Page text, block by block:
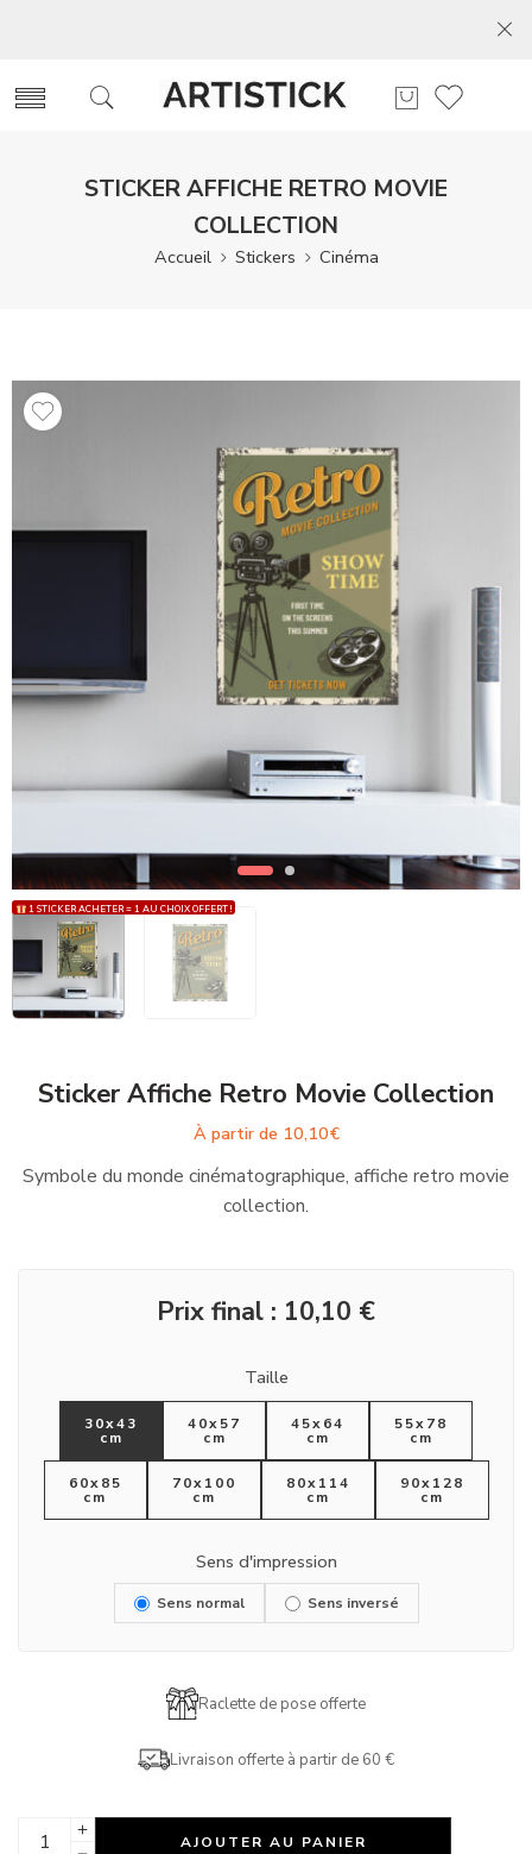
STICKER AFFICHE RETRO MOVIE
COLLECTION
Accueil Stickers Cinéma
1 STICKER ACHETER = 1 AU CHOIX OFFERT !
Sticker Affiche Retro Movie Collection
À partir de 10,10€
Symbole du monde cinématographique, affiche retro movie
collection.
Prix final : 10,10 €
Taille
30x43
cm
40x57
cm
45x64
cm
55x78
cm
60x85
cm
70x100
cm
80x114
cm
90x128
cm
Sens d'impression
Sens normal Sens inversé
Raclette de pose offerte
Livraison offerte à partir de 60 €
AJOUTER AU PANIER